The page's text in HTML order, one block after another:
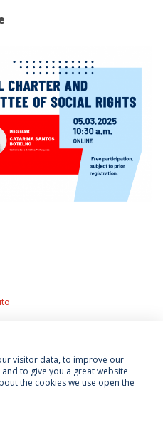
Termos & Condições
visitor data, to improve our
to give you a great website
the cookies we use open the